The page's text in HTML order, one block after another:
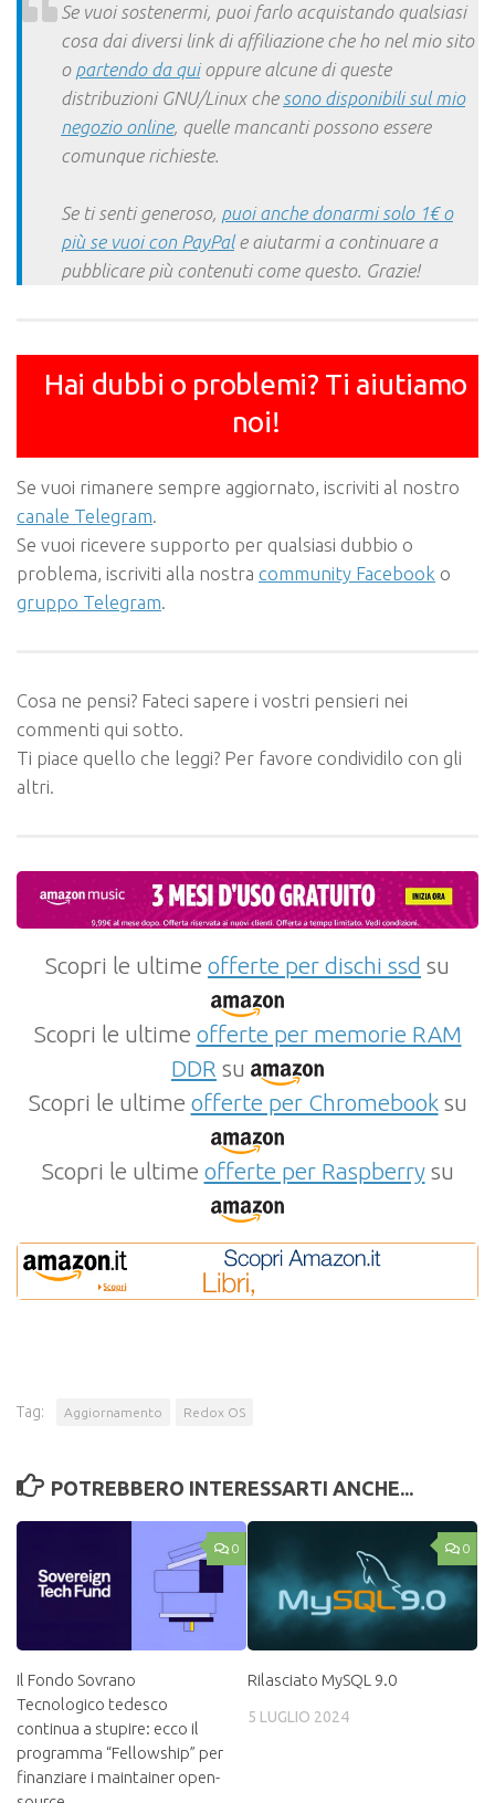
Se vuoi sostenermi, puoi farlo acquistando qualsiasi
cosa dai diversi link di affiliazione che ho nel mio sito
o partendo da quioppure alcune di queste
distribuzioni GNU/Linux che sono disponibili sul mio
negozio online, quelle mancanti possono essere
comunque richieste.
Se ti senti generoso, puoi anche donarmi solo 1€ o
più se vuoi con PayPale aiutarmi a continuare a
pubblicare più contenuti come questo. Grazie!
Hai dubbi o problemi? Ti aiutiamo
noi!
Se vuoi rimanere sempre aggiornato, iscriviti al nostro
canale Telegram.
Se vuoi ricevere supporto per qualsiasi dubbio o
problema, iscriviti alla nostra community Facebook o
gruppo Telegram.
Cosa ne pensi? Fateci sapere i vostri pensieri nei
commenti qui sotto.
Ti piace quello che leggi? Per favore condividilo con gli
altri.
Scopri le ultime offerte per dischi ssd su
Scopri le ultime offerte per memorie RAM
DDR su
Scopri le ultime offerte per Chromebooksu
Scopri le ultime offerte per Raspberrysu
Tag: Aggiornamento Redox OS
POTREBBERO INTERESSARTI ANCHE...
0
Il Fondo Sovrano
Tecnologico tedesco
continua a stupire: ecco il
programma “Fellowship” per
finanziare i maintainer open-
0
Rilasciato MySQL 9.0
5 LUGLIO 2024